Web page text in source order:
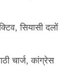
सियासी दलों
चार्ज, कांग्रेस